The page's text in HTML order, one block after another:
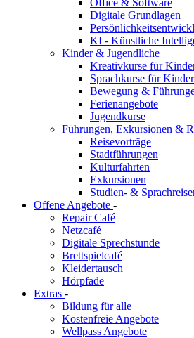
Office & Software
Digitale Grundlagen
KI - Künstliche
Kinder & Jugendliche
Kreativkurse für
Sprachkurse für Kinder
Bewegung &
Ferienangebote
Jugendkurse
Führungen, Exkursionen &
Reisevorträge
Stadtführungen
Kulturfahrten
Exkursionen
Studien- &
Offene Angebote -
Repair Café
Netzcafé
Digitale Sprechstunde
Brettspielcafé
Kleidertausch
Hörpfade
Extras -
Bildung für alle
Kostenfreie Angebote
Wellpass Angebote